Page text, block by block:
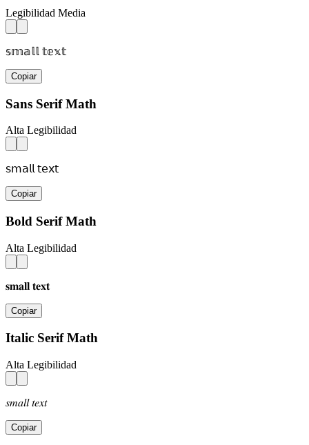
Legibilidad Media
𝕤𝕞𝕒𝕝𝕝 𝕥𝕖𝕩𝕥
Copiar
Sans Serif Math
Alta Legibilidad
𝗌𝗆𝖺𝗅𝗅 𝗍𝖾𝗑𝗍
Copiar
Bold Serif Math
Alta Legibilidad
𝐬𝐦𝐚𝐥𝐥 𝐭𝐞𝐱𝐭
Copiar
Italic Serif Math
Alta Legibilidad
𝑠𝑚𝑎𝑙𝑙 𝑡𝑒𝑥𝑡
Copiar